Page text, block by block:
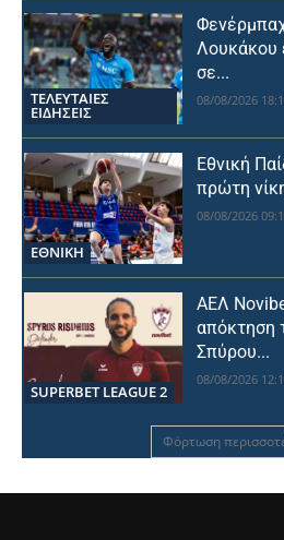
ΤΕΛΕΥΤΑΙΕΣ
ΕΙΔΗΣΕΙΣ
Λουκάκου
σε...
08/08/2026
ΕΘΝΙΚΉ
Εθνική
πρώτη
08/08/2026
SUPERBET LEAGUE 2
ΑΕΛ
απόκτηση
Σπύρου...
08/08/2026
Φόρτωση